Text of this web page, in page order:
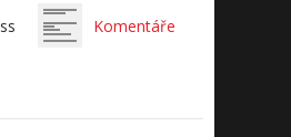
Komentáře